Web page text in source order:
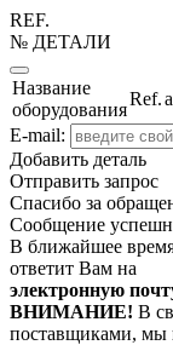
REF.
№ ДЕТАЛИ
Название
оборудования
Ref.
E-mail:
Добавить деталь
Отправить запрос
Спасибо за
Сообщение
В ближайшее
ответит Вам на
электронную
ВНИМАНИЕ! В
поставщиками, мы